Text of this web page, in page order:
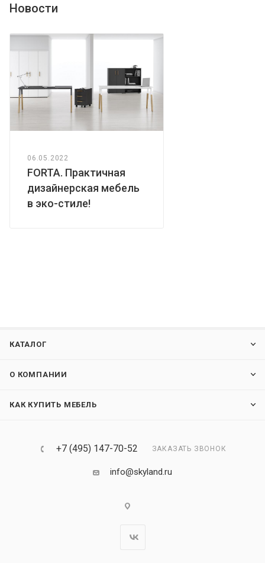
Новости
06.05.2022
FORTA. Практичная
дизайнерская мебель
в эко-стиле!
КАТАЛОГ
О КОМПАНИИ
КАК КУПИТЬ МЕБЕЛЬ
+7 (495) 147-70-52 ЗАКАЗАТЬ ЗВОНОК
info@skyland.ru